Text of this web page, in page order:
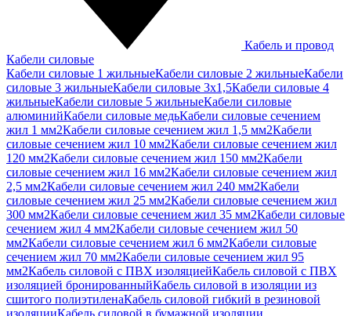
Кабель и провод
Кабели силовые
Кабели силовые 1 жильныеКабели силовые 2 жильныеКабели
силовые 3 жильныеКабели силовые 3х1,5Кабели силовые 4
жильныеКабели силовые 5 жильныеКабели силовые
алюминийКабели силовые медьКабели силовые сечением
жил 1 мм2Кабели силовые сечением жил 1,5 мм2Кабели
силовые сечением жил 10 мм2Кабели силовые сечением жил
120 мм2Кабели силовые сечением жил 150 мм2Кабели
силовые сечением жил 16 мм2Кабели силовые сечением жил
2,5 мм2Кабели силовые сечением жил 240 мм2Кабели
силовые сечением жил 25 мм2Кабели силовые сечением жил
300 мм2Кабели силовые сечением жил 35 мм2Кабели силовые
сечением жил 4 мм2Кабели силовые сечением жил 50
мм2Кабели силовые сечением жил 6 мм2Кабели силовые
сечением жил 70 мм2Кабели силовые сечением жил 95
мм2Кабель силовой с ПВХ изоляциейКабель силовой с ПВХ
изоляцией бронированныйКабель силовой в изоляции из
сшитого полиэтиленаКабель силовой гибкий в резиновой
изоляцииКабель силовой в бумажной изоляции